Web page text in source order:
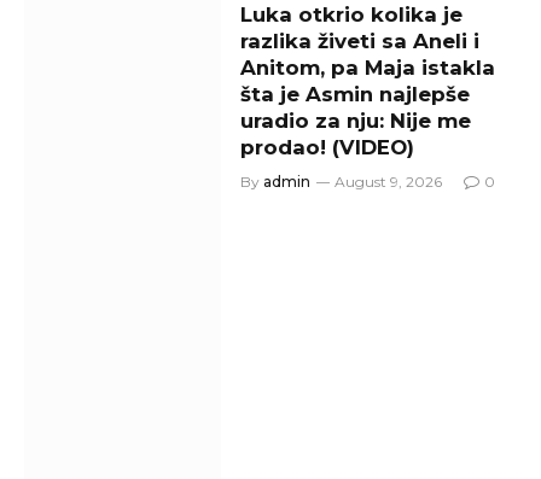
Luka otkrio kolika je
razlika živeti sa Aneli i
Anitom, pa Maja istakla
šta je Asmin najlepše
uradio za nju: Nije me
prodao! (VIDEO)
By admin August 9, 2026 0